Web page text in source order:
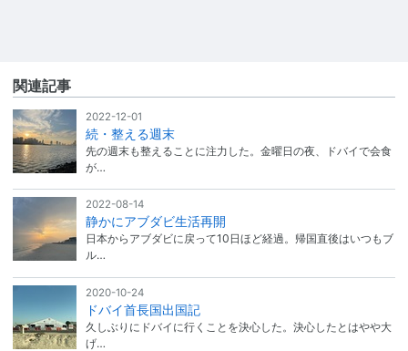
関連記事
2022-12-01
続・整える週末
先の週末も整えることに注力した。金曜日の夜、ドバイで会食
が…
2022-08-14
静かにアブダビ生活再開
日本からアブダビに戻って10日ほど経過。帰国直後はいつもブ
ル…
2020-10-24
ドバイ首長国出国記
久しぶりにドバイに行くことを決心した。決心したとはやや大
げ…